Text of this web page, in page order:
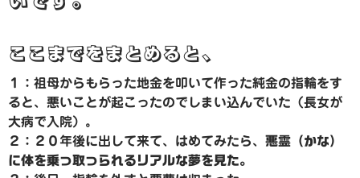
ここまでをまとめると、
１：祖母からもらった地金を叩いて作った純金の指輪をす
ると、悪いことが起こったのでしまい込んでいた（長女が
大病で入院）。
２：２０年後に出して来て、はめてみたら、 悪霊（かな）
に体を乗っ取っられるリアルな夢を見た。